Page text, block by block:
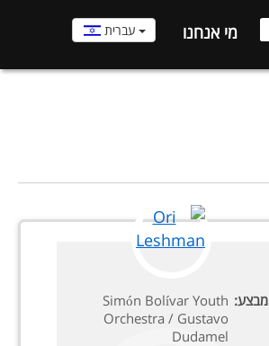
מי אנחנו עברית
מבצע: Simón Bolívar Youth
Orchestra / Gustavo
Dudamel